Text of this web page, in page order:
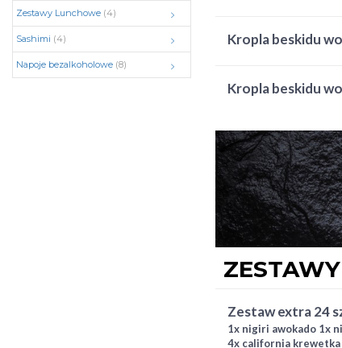
Zestawy Lunchowe (4)
Sashimi (4)
Napoje bezalkoholowe (8)
kropla beskidu
kropla beskidu
zestaw extra 24
1x nigiri awokado 1x
4x california